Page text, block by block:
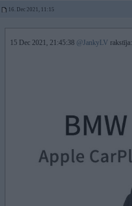
16. Dec 2021, 11:15
15 Dec 2021, 21:45:38 @JankyLV rakstīja: